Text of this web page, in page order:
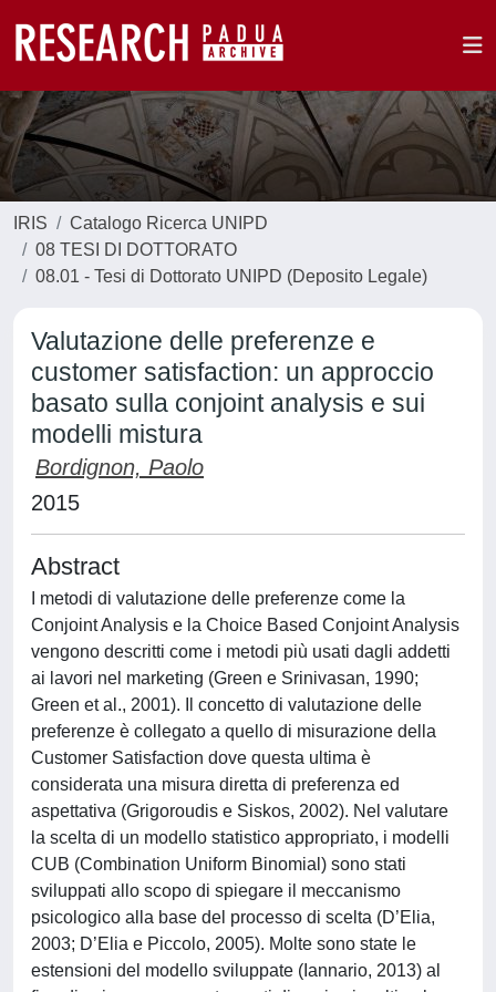
IRIS
Catalogo Ricerca UNIPD
08 TESI DI DOTTORATO
08.01 - Tesi di Dottorato UNIPD (Deposito Legale)
Valutazione delle preferenze e
customer satisfaction: un approccio
basato sulla conjoint analysis e sui
modelli mistura
Bordignon, Paolo
2015
Abstract
I metodi di valutazione delle preferenze come la
Conjoint Analysis e la Choice Based Conjoint Analysis
vengono descritti come i metodi più usati dagli addetti
ai lavori nel marketing (Green e Srinivasan, 1990;
Green et al., 2001). Il concetto di valutazione delle
preferenze è collegato a quello di misurazione della
Customer Satisfaction dove questa ultima è
considerata una misura diretta di preferenza ed
aspettativa (Grigoroudis e Siskos, 2002). Nel valutare
la scelta di un modello statistico appropriato, i modelli
CUB (Combination Uniform Binomial) sono stati
sviluppati allo scopo di spiegare il meccanismo
psicologico alla base del processo di scelta (D’Elia,
2003; D’Elia e Piccolo, 2005). Molte sono state le
estensioni del modello sviluppate (Iannario, 2013) al